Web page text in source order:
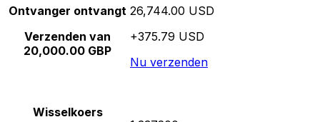
Ontvanger ontvangt
Verzenden van
20,000.00 GBP
26,744.00 USD
+375.79 USD
Nu verzenden
Wisselkoers